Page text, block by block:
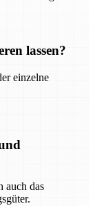
lassen?
einzelne
auch das